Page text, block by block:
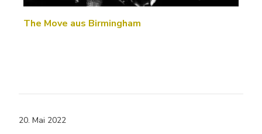
The Move aus Birmingham
20. Mai 2022